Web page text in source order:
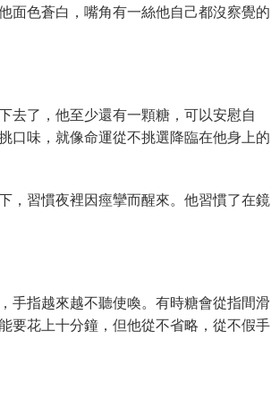
面色蒼白，嘴角有一絲他自己都沒察覺的
去了，他至少還有一顆糖，可以安慰自
口味，就像命運從不挑選降臨在他身上的
，習慣夜裡因痙攣而醒來。他習慣了在鏡
手指越來越不聽使喚。有時糖會從指間滑
要花上十分鐘，但他從不省略，從不假手